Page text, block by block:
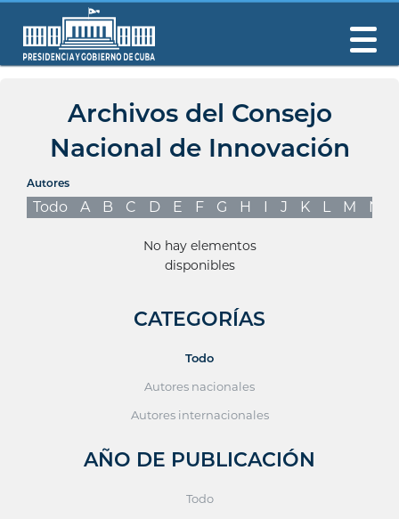
Archivos del Consejo
Nacional de Innovación
Autores
Todo A B C D E F G H I J K L M N
No hay elementos
disponibles
CATEGORÍAS
Todo
Autores nacionales
Autores internacionales
AÑO DE PUBLICACIÓN
Todo